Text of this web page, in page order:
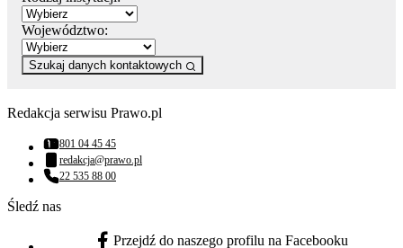
Województwo:
Szukaj danych kontaktowych
Numer telefonu:
801 04 45 45
Adres email:
redakcja@prawo.pl